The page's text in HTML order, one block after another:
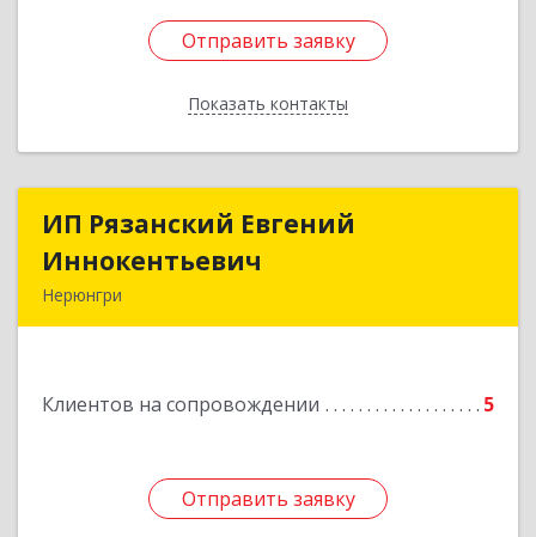
Отправить заявку
Показать контакты
Отправить заявку
Назад
ИП Рязанский Евгений
Иннокентьевич
Нерюнгри
Клиентов на сопровождении 5
Отправить заявку
ИП Рязанский Евгений
Подробнее
Отправить заявку